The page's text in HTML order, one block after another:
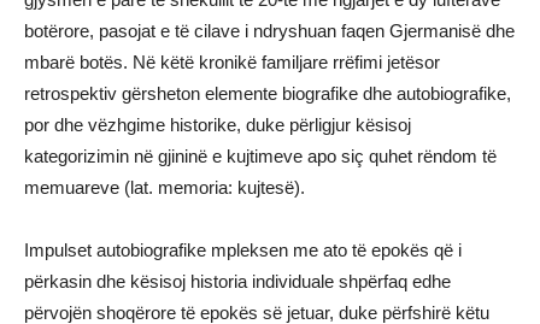
botërore, pasojat e të cilave i ndryshuan faqen Gjermanisë dhe
mbarë botës. Në këtë kronikë familjare rrëfimi jetësor
retrospektiv gërsheton elemente biografike dhe autobiografike,
por dhe vëzhgime historike, duke përligjur kësisoj
kategorizimin në gjininë e kujtimeve apo siç quhet rëndom të
memuareve (lat. memoria: kujtesë).
Impulset autobiografike mpleksen me ato të epokës që i
përkasin dhe kësisoj historia individuale shpërfaq edhe
përvojën shoqërore të epokës së jetuar, duke përfshirë këtu